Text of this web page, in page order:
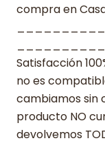
compra en
Satisfacción
no es
cambiamos sin
producto NO
devolvemos